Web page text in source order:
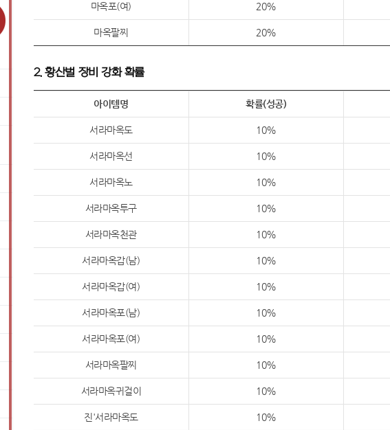
마옥포(여) 20%
마옥팔찌 20%
2. 황산벌 장비 강화 확률
아이템명 확률(성공)
서라마옥도 10%
서라마옥선 10%
서라마옥노 10%
서라마옥투구 10%
서라마옥천관 10%
서라마옥갑(남) 10%
서라마옥갑(여) 10%
서라마옥포(남) 10%
서라마옥포(여) 10%
서라마옥팔찌 10%
서라마옥귀걸이 10%
진'서라마옥도 10%